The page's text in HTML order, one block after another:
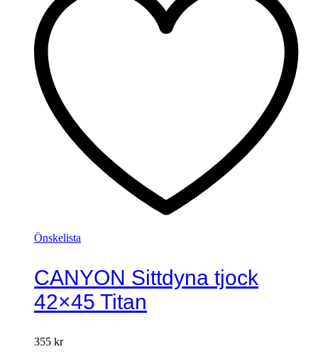
Önskelista
CANYON Sittdyna tjock
42×45 Titan
355 kr